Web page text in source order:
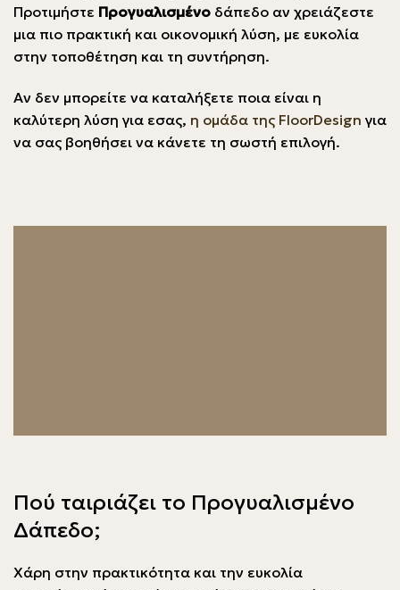
Προτιμήστε Προγυαλισμένο δάπεδο αν χρειάζεστε
μια πιο πρακτική και οικονομική λύση, με ευκολία
στην τοποθέτηση και τη συντήρηση.
Αν δεν μπορείτε να καταλήξετε ποια είναι η
καλύτερη λύση για εσας, η ομάδα της FloorDesign για
να σας βοηθήσει να κάνετε τη σωστή επιλογή.
Πού ταιριάζει το Προγυαλισμένο
Δάπεδο;
Χάρη στην πρακτικότητα και την ευκολία